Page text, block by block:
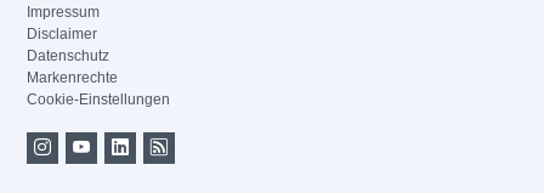
Impressum
Disclaimer
Datenschutz
Markenrechte
Cookie-Einstellungen